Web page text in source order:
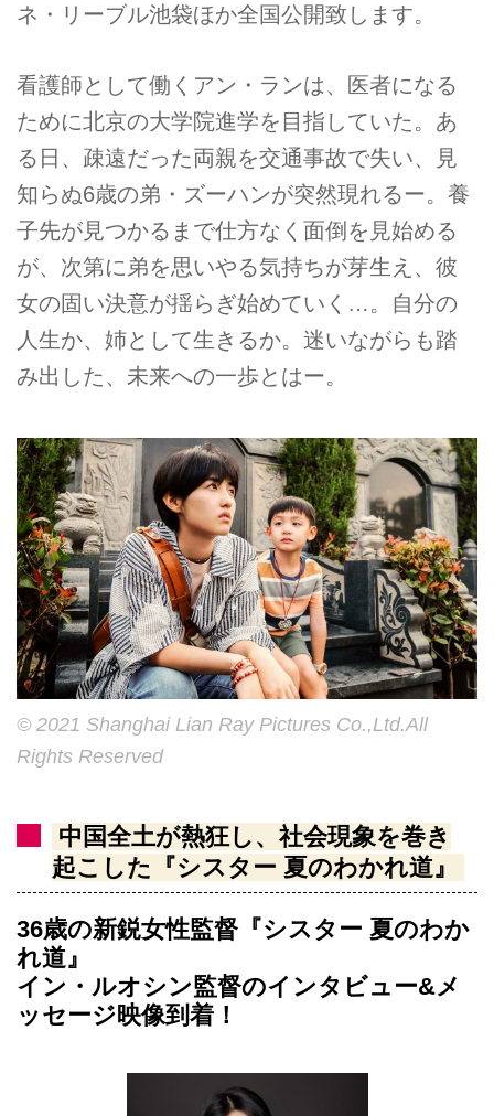
ネ・リーブル池袋ほか全国公開致します。
看護師として働くアン・ランは、医者になる
ために北京の大学院進学を目指していた。あ
る日、疎遠だった両親を交通事故で失い、見
知らぬ6歳の弟・ズーハンが突然現れるー。養
子先が見つかるまで仕方なく面倒を見始める
が、次第に弟を思いやる気持ちが芽生え、彼
女の固い決意が揺らぎ始めていく…。自分の
人生か、姉として生きるか。迷いながらも踏
み出した、未来への一歩とはー。
© 2021 Shanghai Lian Ray Pictures Co.,Ltd.All
Rights Reserved
中国全土が熱狂し、社会現象を巻き
起こした『シスター 夏のわかれ道』
36歳の新鋭女性監督『シスター 夏のわか
れ道』
イン・ルオシン監督のインタビュー&メ
ッセージ映像到着！